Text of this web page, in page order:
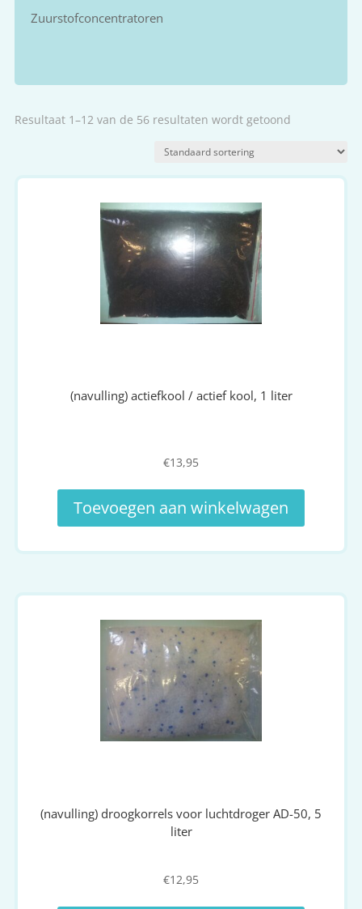
Zuurstofconcentratoren
Resultaat 1–12 van de 56 resultaten wordt getoond
(navulling) actiefkool / actief kool, 1 liter
€13,95
Toevoegen aan winkelwagen
(navulling) droogkorrels voor luchtdroger AD-50, 5
liter
€12,95